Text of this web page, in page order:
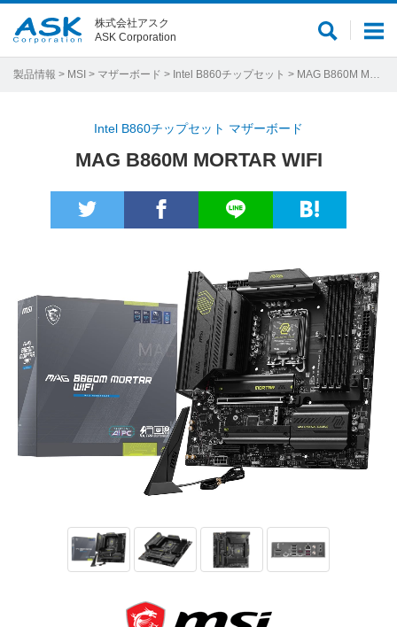
メ
ュ
サ
ト
株式会社アスク
ASK Corporation
製品情報 > MSI > マザーボード > Intel B860チップセット > MAG B860M MORTAR WIFI
Intel B860チップセット マザーボード
MAG B860M MORTAR WIFI